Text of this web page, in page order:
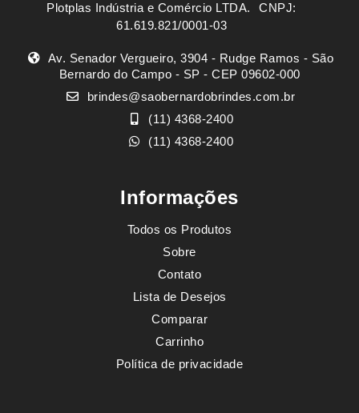
Plotplas Indústria e Comércio LTDA. ㅤㅤㅤ CNPJ:
61.619.821/0001-03
Av. Senador Vergueiro, 3904 - Rudge Ramos - São
Bernardo do Campo - SP - CEP 09602-000
brindes@saobernardobrindes.com.br
(11) 4368-2400
(11) 4368-2400
Informações
Todos os Produtos
Sobre
Contato
Lista de Desejos
Comparar
Carrinho
Política de privacidade